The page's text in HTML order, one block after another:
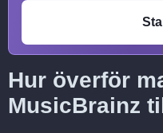
Hur överför
MusicBrainz